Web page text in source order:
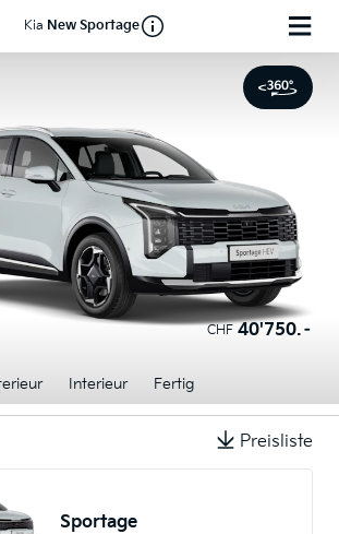
Kia New Sportage
CHF 40'750.–
Interieur Fertig
Preisliste
Sportage